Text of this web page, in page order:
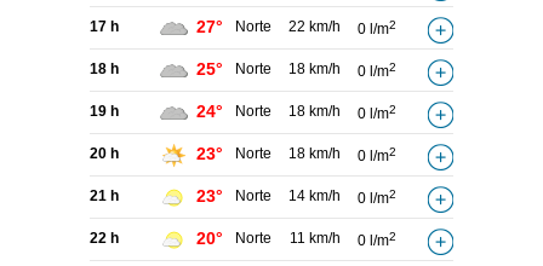
17 h 27° Norte 22 km/h 0 l/m2
18 h 25° Norte 18 km/h 0 l/m2
19 h 24° Norte 18 km/h 0 l/m2
20 h 23° Norte 18 km/h 0 l/m2
21 h 23° Norte 14 km/h 0 l/m2
22 h 20° Norte 11 km/h 0 l/m2